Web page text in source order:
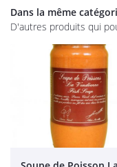
et tarifs
Dans la même
D'autres produits qui